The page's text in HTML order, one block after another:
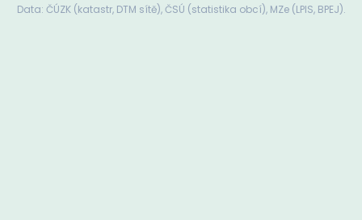
Data: ČÚZK (katastr, DTM sítě), ČSÚ (statistika obcí), MZe (LPIS, BPEJ).